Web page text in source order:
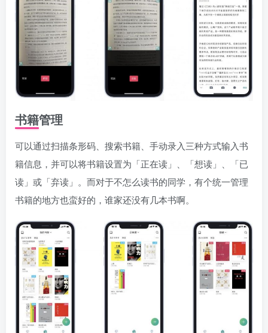
书籍管理
可以通过扫描条形码、搜索书籍、手动录入三种方式输入书
籍信息，并可以将书籍设置为「正在读」、「想读」、「已
读」或「弃读」。而对于不怎么读书的同学，有个统一管理
书籍的地方也蛮好的，谁家还没有几本书啊。